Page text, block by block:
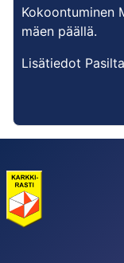
Kokoontuminen
mäen päällä.
Lisätiedot